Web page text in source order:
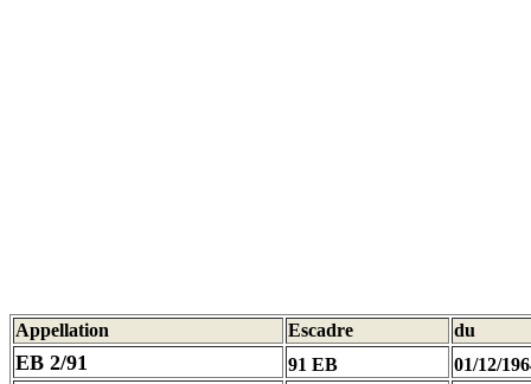
Appellation Escadre du
EB 2/91 91 EB 01/12/